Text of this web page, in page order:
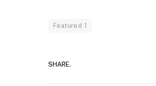
Featured 1
SHARE.